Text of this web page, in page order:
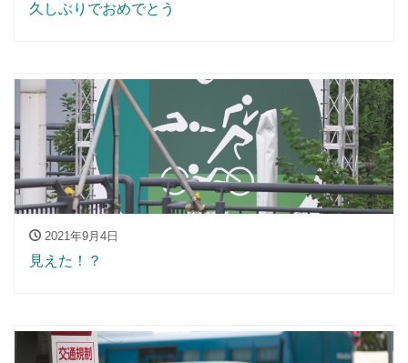
久しぶりでおめでとう
2021年9月4日
見えた！？